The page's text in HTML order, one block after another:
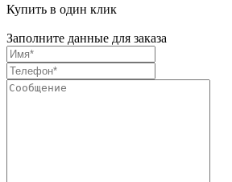
Купить в один клик
Заполните данные для заказа